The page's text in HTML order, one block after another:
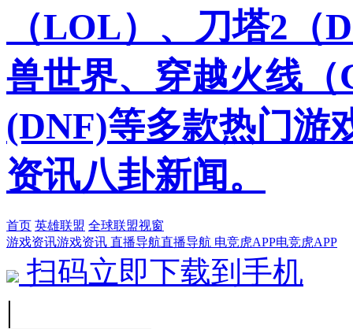
（LOL）、刀塔2（
兽世界、穿越火线
(DNF)等多款热门游
资讯八卦新闻。
首页 英雄联盟 全球联盟视窗
游戏资讯游戏资讯 直播导航直播导航 电竞虎APP电竞虎APP
扫码立即下载到手机
|